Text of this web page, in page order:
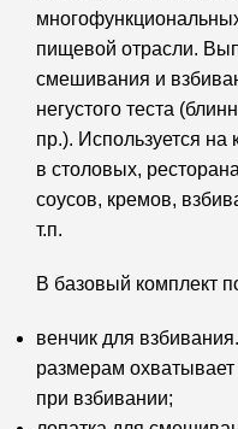
пищевой отрасли.
смешивания и
негустого теста
пр.). Используется на
в столовых,
соусов, кремов,
т.п.
В базовый комплект
венчик для
размерам
при взбивании;